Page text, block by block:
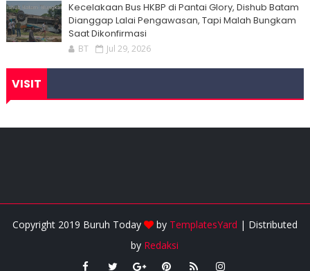
Kecelakaan Bus HKBP di Pantai Glory, Dishub Batam
Dianggap Lalai Pengawasan, Tapi Malah Bungkam
Saat Dikonfirmasi
BT Jul 29, 2026
VISIT
Copyright 2019 Buruh Today by TemplatesYard | Distributed
by Redaksi